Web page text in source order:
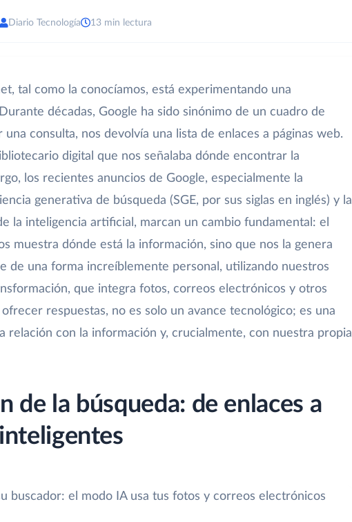
Diario Tecnología 13 min lectura
tal como la conocíamos, está experimentando una
décadas, Google ha sido sinónimo de un cuadro de
consulta, nos devolvía una lista de enlaces a páginas web.
digital que nos señalaba dónde encontrar la
los recientes anuncios de Google, especialmente la
generativa de búsqueda (SGE, por sus siglas en inglés) y la
la inteligencia artificial, marcan un cambio fundamental: el
muestra dónde está la información, sino que nos la genera
de una forma increíblemente personal, utilizando nuestros
que integra fotos, correos electrónicos y otros
respuestas, no es solo un avance tecnológico; es una
relación con la información y, crucialmente, con nuestra propia
de la búsqueda: de enlaces a